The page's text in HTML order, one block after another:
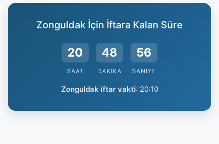
Zonguldak İçin İftara Kalan Süre
20
SAAT
48
DAKIKA
55
SANIYE
Zonguldak iftar vakti: 20:10